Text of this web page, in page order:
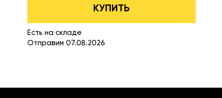
КУПИТЬ
Есть на складе
Отправим 07.08.2026